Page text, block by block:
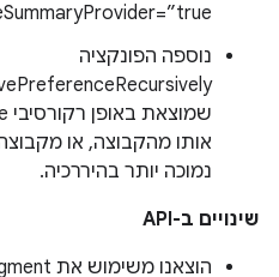
נוספה הפונקציה
אותו מהקבוצה, או
נמוכה יותר בהיררכיה.
שינויים ב-API